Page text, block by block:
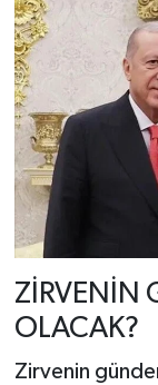
ZİRVENİN
OLACAK?
Zirvenin